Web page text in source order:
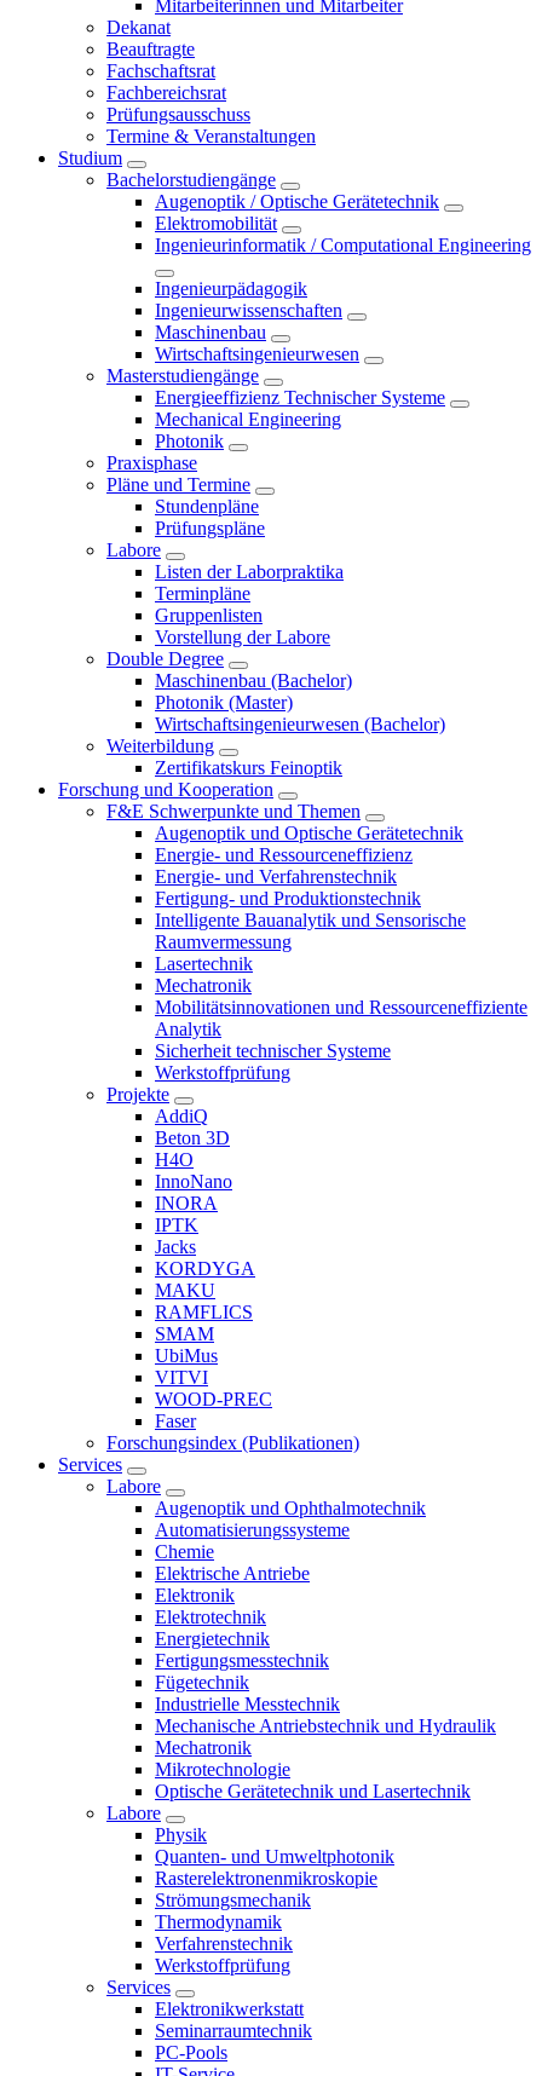
Mitarbeiterinnen und Mitarbeiter
Dekanat
Beauftragte
Fachschaftsrat
Fachbereichsrat
Prüfungsausschuss
Termine & Veranstaltungen
Studium
Bachelorstudiengänge
Augenoptik / Optische Gerätetechnik
Elektromobilität
Ingenieurinformatik / Computational Engineering
Ingenieurpädagogik
Ingenieurwissenschaften
Maschinenbau
Wirtschaftsingenieurwesen
Masterstudiengänge
Energieeffizienz Technischer Systeme
Mechanical Engineering
Photonik
Praxisphase
Pläne und Termine
Stundenpläne
Prüfungspläne
Labore
Listen der Laborpraktika
Terminpläne
Gruppenlisten
Vorstellung der Labore
Double Degree
Maschinenbau (Bachelor)
Photonik (Master)
Wirtschaftsingenieurwesen (Bachelor)
Weiterbildung
Zertifikatskurs Feinoptik
Forschung und Kooperation
F&E Schwerpunkte und Themen
Augenoptik und Optische Gerätetechnik
Energie- und Ressourceneffizienz
Energie- und Verfahrenstechnik
Fertigung- und Produktionstechnik
Intelligente Bauanalytik und Sensorische
Raumvermessung
Lasertechnik
Mechatronik
Mobilitätsinnovationen und Ressourceneffiziente
Analytik
Sicherheit technischer Systeme
Werkstoffprüfung
Projekte
AddiQ
Beton 3D
H4O
InnoNano
INORA
IPTK
Jacks
KORDYGA
MAKU
RAMFLICS
SMAM
UbiMus
VITVI
WOOD-PREC
Faser
Forschungsindex (Publikationen)
Services
Labore
Augenoptik und Ophthalmotechnik
Automatisierungssysteme
Chemie
Elektrische Antriebe
Elektronik
Elektrotechnik
Energietechnik
Fertigungsmesstechnik
Fügetechnik
Industrielle Messtechnik
Mechanische Antriebstechnik und Hydraulik
Mechatronik
Mikrotechnologie
Optische Gerätetechnik und Lasertechnik
Labore
Physik
Quanten- und Umweltphotonik
Rasterelektronenmikroskopie
Strömungsmechanik
Thermodynamik
Verfahrenstechnik
Werkstoffprüfung
Services
Elektronikwerkstatt
Seminarraumtechnik
PC-Pools